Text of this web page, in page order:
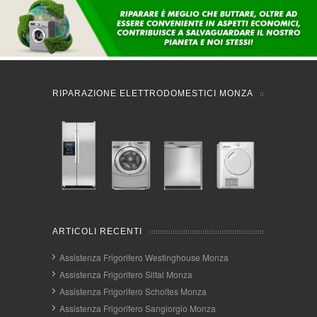
RIPARAZIONE ELETTRODOMESTICI MONZA
ARTICOLI RECENTI
Assistenza Frigorifero Westinghouse Monza
Assistenza Frigorifero Siltal Monza
Assistenza Frigorifero Scholtes Monza
Assistenza Frigorifero Sangiorgio Monza